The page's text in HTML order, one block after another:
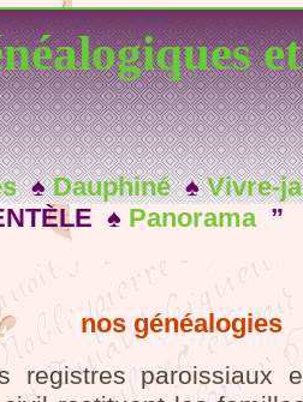
et
♠Dauphiné♠Vivre-
♠ Panorama”
nos généalogies
registres paroissiaux